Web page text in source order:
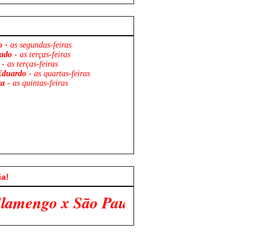
- as segundas-feiras
- as terças-feiras
- as terças-feiras
- as quartas-feiras
- as quintas-feiras
Venha Participar Conosco!